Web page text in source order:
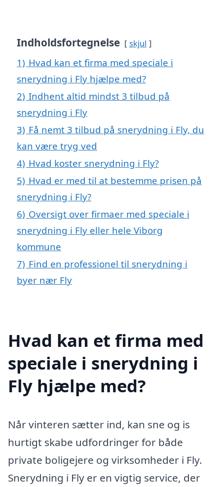
Indholdsfortegnelse skjul
1) Hvad kan et firma med speciale i
snerydning i Fly hjælpe med?
2) Indhent altid mindst 3 tilbud på
snerydning i Fly
3) Få nemt 3 tilbud på snerydning i Fly, du
kan være tryg ved
4) Hvad koster snerydning i Fly?
5) Hvad er med til at bestemme prisen på
snerydning i Fly?
6) Oversigt over firmaer med speciale i
snerydning i Fly eller hele Viborg
kommune
7) Find en professionel til snerydning i
byer nær Fly
Hvad kan et firma med
speciale i snerydning i
Fly hjælpe med?
Når vinteren sætter ind, kan sne og is
hurtigt skabe udfordringer for både
private boligejere og virksomheder i Fly.
Snerydning i Fly er en vigtig service, der